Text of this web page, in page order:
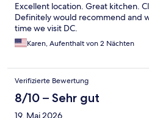
Excellent location. Great kitchen.
Definitely would recommend and
time we visit DC.
Karen, Aufenthalt von 2 Nächten
Verifizierte Bewertung
8/10 – Sehr gut
19. Mai 2026